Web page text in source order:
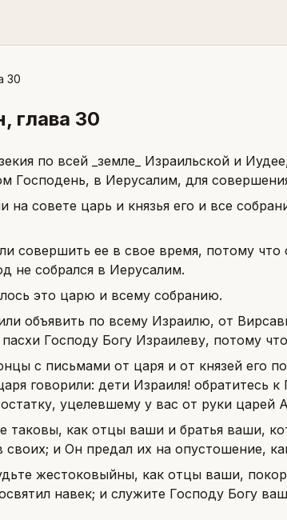
30
, глава 30
по всей _земле_ Израильской и
Господень, в Иерусалим, для
на совете царь и князья его и все
совершить ее в свое время, потому
не собрался в Иерусалим.
это царю и всему собранию.
объявить по всему Израилю, от
Господу Богу Израилеву, потому
с письмами от царя и от князей его
говорили: дети Израиля! обратитесь
уцелевшему у вас от руки царей
таковы, как отцы ваши и братья ваши,
своих; и Он предал их на опустошение,
жестоковыйны, как отцы ваши,
навек; и служите Господу Богу